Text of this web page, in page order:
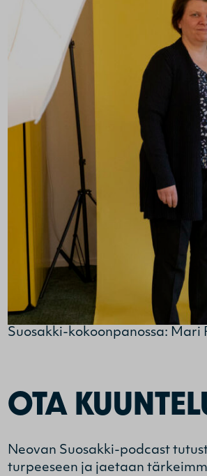
Suosakki-kokoonpanossa:
OTA
Neovan Suosakki-podcast
turpeeseen ja jaetaan